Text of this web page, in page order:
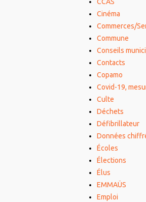
CCAS
Cinéma
Commerces/
Commune
Conseils
Contacts
Copamo
Covid-19,
Culte
Déchets
Défibrillateur
Données
Écoles
Élections
Élus
EMMAÜS
Emploi